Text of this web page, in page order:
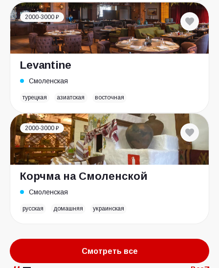
2000-3000 ₽
Levantine
Смоленская
турецкая азиатская восточная
2000-3000 ₽
Корчма на Смоленской
Смоленская
русская домашняя украинская
Смотреть все